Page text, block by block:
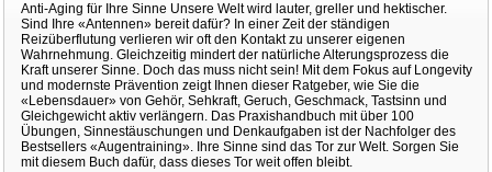
Anti-Aging für Ihre Sinne Unsere Welt wird lauter, greller und hektischer.
Sind Ihre «Antennen» bereit dafür? In einer Zeit der ständigen
Reizüberflutung verlieren wir oft den Kontakt zu unserer eigenen
Wahrnehmung. Gleichzeitig mindert der natürliche Alterungsprozess die
Kraft unserer Sinne. Doch das muss nicht sein! Mit dem Fokus auf Longevity
und modernste Prävention zeigt Ihnen dieser Ratgeber, wie Sie die
«Lebensdauer» von Gehör, Sehkraft, Geruch, Geschmack, Tastsinn und
Gleichgewicht aktiv verlängern. Das Praxishandbuch mit über 100
Übungen, Sinnestäuschungen und Denkaufgaben ist der Nachfolger des
Bestsellers «Augentraining». Ihre Sinne sind das Tor zur Welt. Sorgen Sie
mit diesem Buch dafür, dass dieses Tor weit offen bleibt.